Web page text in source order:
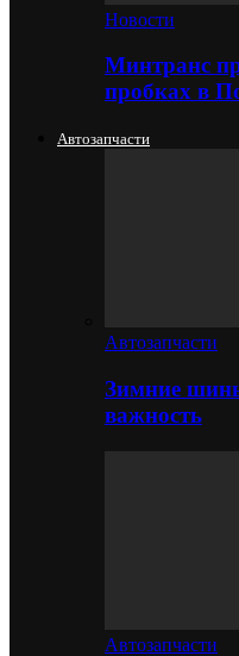
Новости
Минтранс
пробках в
Автозапчасти
Автозапчасти
Зимние
важность
Автозапчасти